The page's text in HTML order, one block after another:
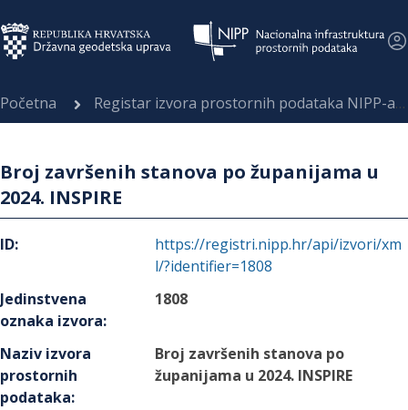
Početna Registar izvora prostornih podataka NIPP-a
Broj završenih stanova po županijama u
2024. INSPIRE
ID:
https://registri.nipp.hr/api/izvori/xm
l/?identifier=1808
Jedinstvena
oznaka izvora:
1808
Naziv izvora
prostornih
podataka:
Broj završenih stanova po
županijama u 2024. INSPIRE